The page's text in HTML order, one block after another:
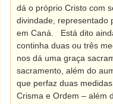
dá o próprio Cristo com
divindade, representado
em Caná.
Está dito
continha duas ou três
nos dá uma graça
sacramento, além do
que perfaz duas
Crisma e Ordem – além